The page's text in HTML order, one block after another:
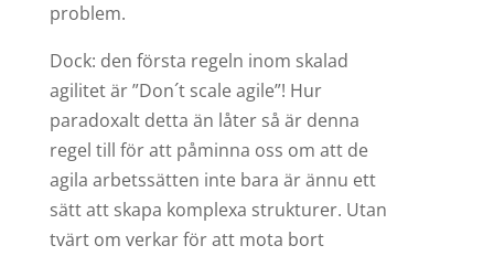
problem.
Dock: den första regeln inom skalad
agilitet är ”Don´t scale agile”! Hur
paradoxalt detta än låter så är denna
regel till för att påminna oss om att de
agila arbetssätten inte bara är ännu ett
sätt att skapa komplexa strukturer. Utan
tvärt om verkar för att mota bort